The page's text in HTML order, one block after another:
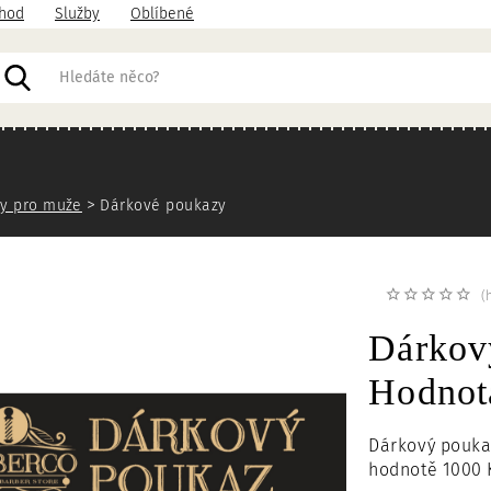
Služby Oblíbené
pro muže Dárkové poukazy
Dárkový
hodnotě 1000